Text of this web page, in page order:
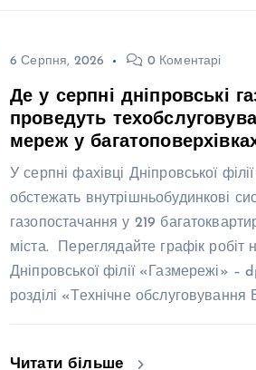
6 Серпня, 2026 0 Коментарі
Де у серпні дніпровські
проведуть
мереж у
У серпні фахівці Дніпровської
обстежать внутрішньобудинкові
газопостачання у 219
міста. Переглядайте графік робіт
Дніпровської філії «Газмережі» –
розділі «Технічне
Читати більше